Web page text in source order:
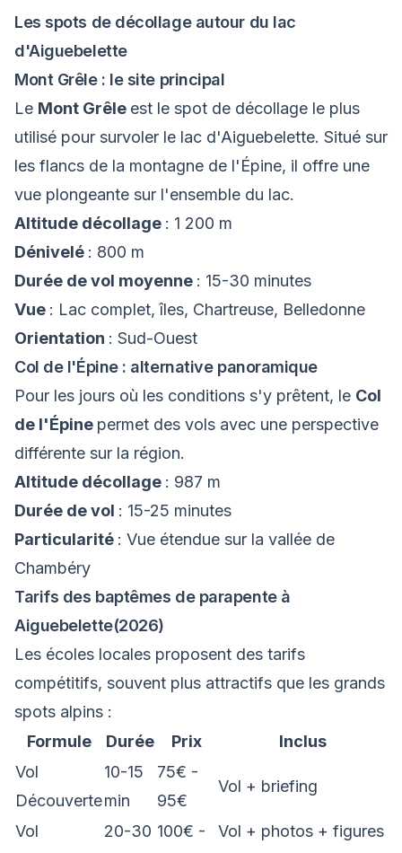
Les spots de décollage autour du lac
d'Aiguebelette
Mont Grêle : le site principal
Le Mont Grêle est le spot de décollage le plus
utilisé pour survoler le lac d'Aiguebelette. Situé sur
les flancs de la montagne de l'Épine, il offre une
vue plongeante sur l'ensemble du lac.
Altitude décollage : 1 200 m
Dénivelé : 800 m
Durée de vol moyenne : 15-30 minutes
Vue : Lac complet, îles, Chartreuse, Belledonne
Orientation : Sud-Ouest
Col de l'Épine : alternative panoramique
Pour les jours où les conditions s'y prêtent, le Col
de l'Épine permet des vols avec une perspective
différente sur la région.
Altitude décollage : 987 m
Durée de vol : 15-25 minutes
Particularité : Vue étendue sur la vallée de
Chambéry
Tarifs des baptêmes de parapente à
Aiguebelette(2026)
Les écoles locales proposent des tarifs
compétitifs, souvent plus attractifs que les grands
spots alpins :
Formule
Durée Prix
Inclus
Vol
Découverte
10-15
min
75€ -
95€
Vol + briefing
Vol
20-30 100€ -
Vol + photos + figures